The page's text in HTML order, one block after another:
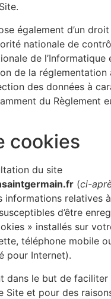
également d’un
nationale de
de
de la réglementation
des données à
du Règlement
cookies
du site
(ci-
informations relatives
d’être
» installés sur
téléphone mobile
pour Internet).
dans le but de
Site et pour des